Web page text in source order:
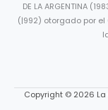
DE LA ARGENTINA
(|992) otorgado por el
Copyright © 2026